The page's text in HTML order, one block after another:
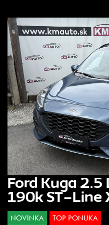
Ford Kuga 2.5
190k ST-Line
NOVINKA TOP PONUKA